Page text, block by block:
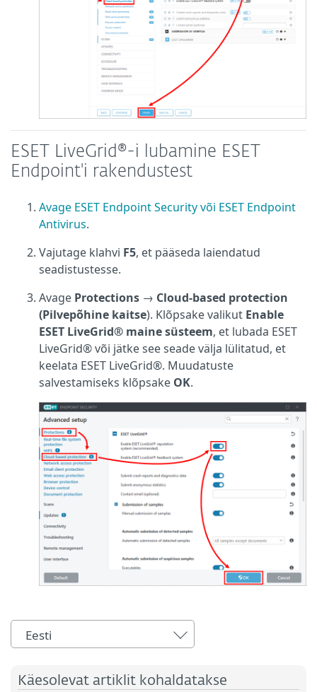
ESET LiveGrid®-i lubamine ESET
Endpoint'i rakendustest
Avage ESET Endpoint Security või ESET Endpoint
Antivirus.
Vajutage klahvi F5, et pääseda laiendatud
seadistustesse.
Avage Protections → Cloud-based protection
(Pilvepõhine kaitse). Klõpsake valikut Enable
ESET LiveGrid® maine süsteem, et lubada ESET
LiveGrid® või jätke see seade välja lülitatud, et
keelata ESET LiveGrid®. Muudatuste
salvestamiseks klõpsake OK.
Eesti
Käesolevat artiklit kohaldatakse